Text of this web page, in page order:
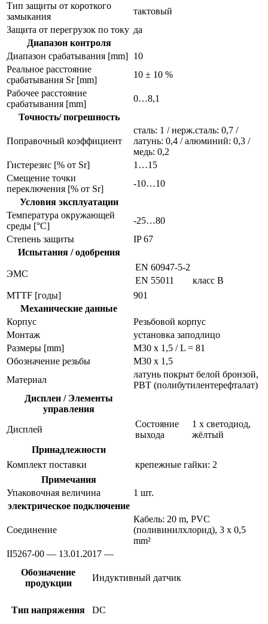
Тип защиты от короткого
замыкания
тактовый
Защита от перегрузок по току да
Диапазон контроля
Диапазон срабатывания [mm] 10
Реальное расстояние
срабатывания Sr [mm]
10 ± 10 %
Рабочее расстояние
срабатывания [mm]
0…8,1
Точность/ погрешность
Поправочный коэффициент
сталь: 1 / нерж.сталь: 0,7 /
латунь: 0,4 / алюминий: 0,3 /
медь: 0,2
Гистерезис [% от Sr]
1…15
Смещение точки
переключения [% от Sr]
-10…10
Условия эксплуатации
Температура окружающей
среды [°C]
-25…80
Степень защиты
IP 67
Испытания / одобрения
ЭMC
EN 60947-5-2
EN 55011
класс B
MTTF [годы]
901
Механические данные
Корпус
Резьбовой корпус
Монтаж
установка заподлицо
Размеры [mm]
M30 x 1,5 / L = 81
Обозначение резьбы
M30 x 1,5
Материал
латунь покрыт белой бронзой,
PBT (полибутилентерефталат)
Дисплеи / Элементы
управления
Дисплей
Состояние
выхода
1 x светодиод,
жёлтый
Принадлежности
Комплект поставки
крепежные гайки: 2
Примечания
Упаковочная величина
1 шт.
электрическое подключение
Соединение
Кабель: 20 m, PVC
(поливинилхлорид), 3 x 0,5
mm²
II5267-00 — 13.01.2017 —
Обозначение
продукции
Индуктивный датчик
Тип напряжения DC